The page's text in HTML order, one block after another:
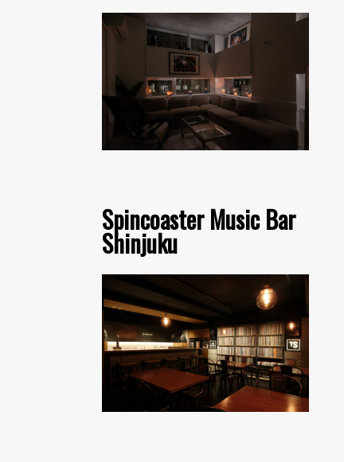
Spincoaster Music Bar
Shinjuku